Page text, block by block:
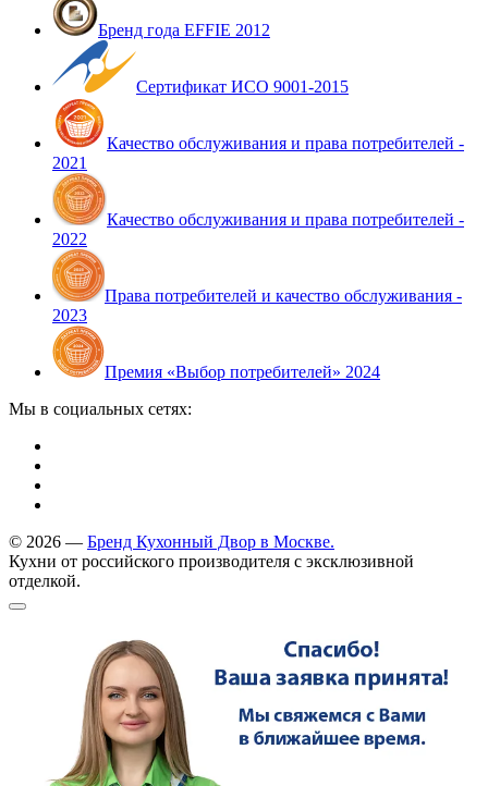
Бренд года EFFIE 2012
Сертификат ИСО 9001-2015
Качество обслуживания и права потребителей -
2021
Качество обслуживания и права потребителей -
2022
Права потребителей и качество обслуживания -
2023
Премия «Выбор потребителей» 2024
Мы в социальных сетях:
© 2026 — Бренд Кухонный Двор в Москве.
Кухни от российского производителя с эксклюзивной
отделкой.